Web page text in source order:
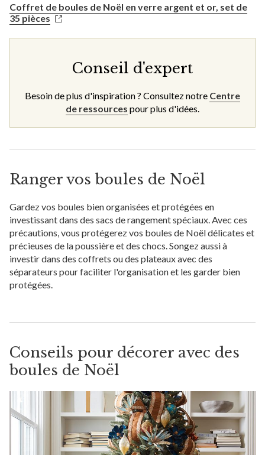
Coffret de boules de Noël en verre argent et or, set de
35 pièces
Conseil d'expert
Besoin de plus d'inspiration ? Consultez notre Centre
de ressources pour plus d'idées.
Ranger vos boules de Noël
Gardez vos boules bien organisées et protégées en
investissant dans des sacs de rangement spéciaux. Avec ces
précautions, vous protégerez vos boules de Noël délicates et
précieuses de la poussière et des chocs. Songez aussi à
investir dans des coffrets ou des plateaux avec des
séparateurs pour faciliter l'organisation et les garder bien
protégées.
Conseils pour décorer avec des
boules de Noël